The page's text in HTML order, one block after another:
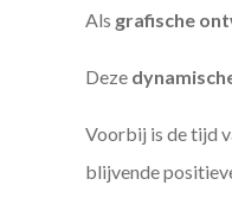
Als grafische
Deze
Voorbij is de tijd
blijvende